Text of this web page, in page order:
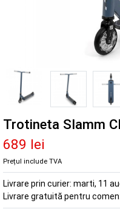
Trotineta Slamm
689 lei
Prețul include TVA
Livrare prin curier: marti, 11
Livrare gratuită pentru